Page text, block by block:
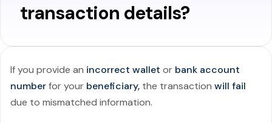
transaction details?
If you provide an incorrect wallet or bank account
numberfor your beneficiary, the transaction will fail
due to mismatched information.